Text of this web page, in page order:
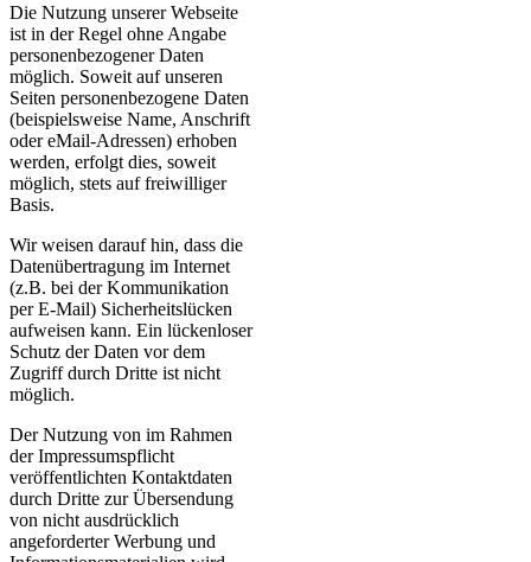
Die Nutzung unserer Webseite
ist in der Regel ohne Angabe
personenbezogener Daten
möglich. Soweit auf unseren
Seiten personenbezogene Daten
(beispielsweise Name, Anschrift
oder eMail-Adressen) erhoben
werden, erfolgt dies, soweit
möglich, stets auf freiwilliger
Basis.
Wir weisen darauf hin, dass die
Datenübertragung im Internet
(z.B. bei der Kommunikation
per E-Mail) Sicherheitslücken
aufweisen kann. Ein lückenloser
Schutz der Daten vor dem
Zugriff durch Dritte ist nicht
möglich.
Der Nutzung von im Rahmen
der Impressumspflicht
veröffentlichten Kontaktdaten
durch Dritte zur Übersendung
von nicht ausdrücklich
angeforderter Werbung und